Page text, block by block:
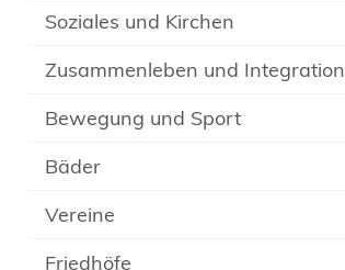
Soziales und Kirchen
Zusammenleben und Integration
Bewegung und Sport
Bäder
Vereine
Friedhöfe